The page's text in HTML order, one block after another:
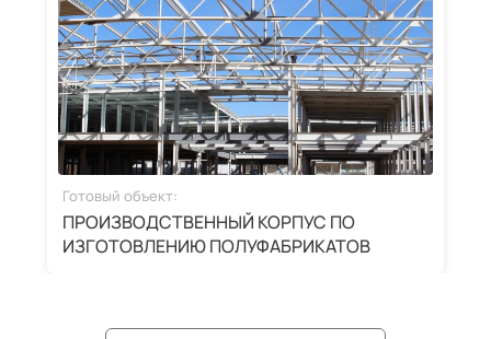
Готовый объект:
ПРОИЗВОДСТВЕННЫЙ КОРПУС ПО
ИЗГОТОВЛЕНИЮ ПОЛУФАБРИКАТОВ